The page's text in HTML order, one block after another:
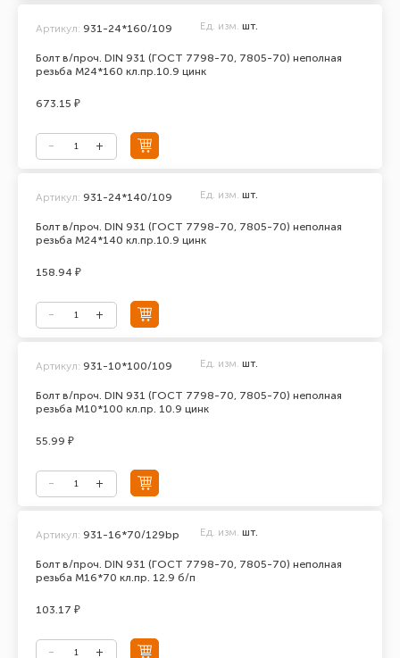
Болт в/проч. DIN 931 (ГОСТ 7798-70, 7805-70) неполная
резьба М24*160 кл.пр.10.9 цинк
Артикул: 931-24*160/109 Ед. изм. шт.
673.15 ₽
Болт в/проч. DIN 931 (ГОСТ 7798-70, 7805-70) неполная
резьба М24*140 кл.пр.10.9 цинк
Артикул: 931-24*140/109 Ед. изм. шт.
158.94 ₽
Болт в/проч. DIN 931 (ГОСТ 7798-70, 7805-70) неполная
резьба М10*100 кл.пр. 10.9 цинк
Артикул: 931-10*100/109 Ед. изм. шт.
55.99 ₽
Болт в/проч. DIN 931 (ГОСТ 7798-70, 7805-70) неполная
резьба М16*70 кл.пр. 12.9 б/п
Артикул: 931-16*70/129bp Ед. изм. шт.
103.17 ₽